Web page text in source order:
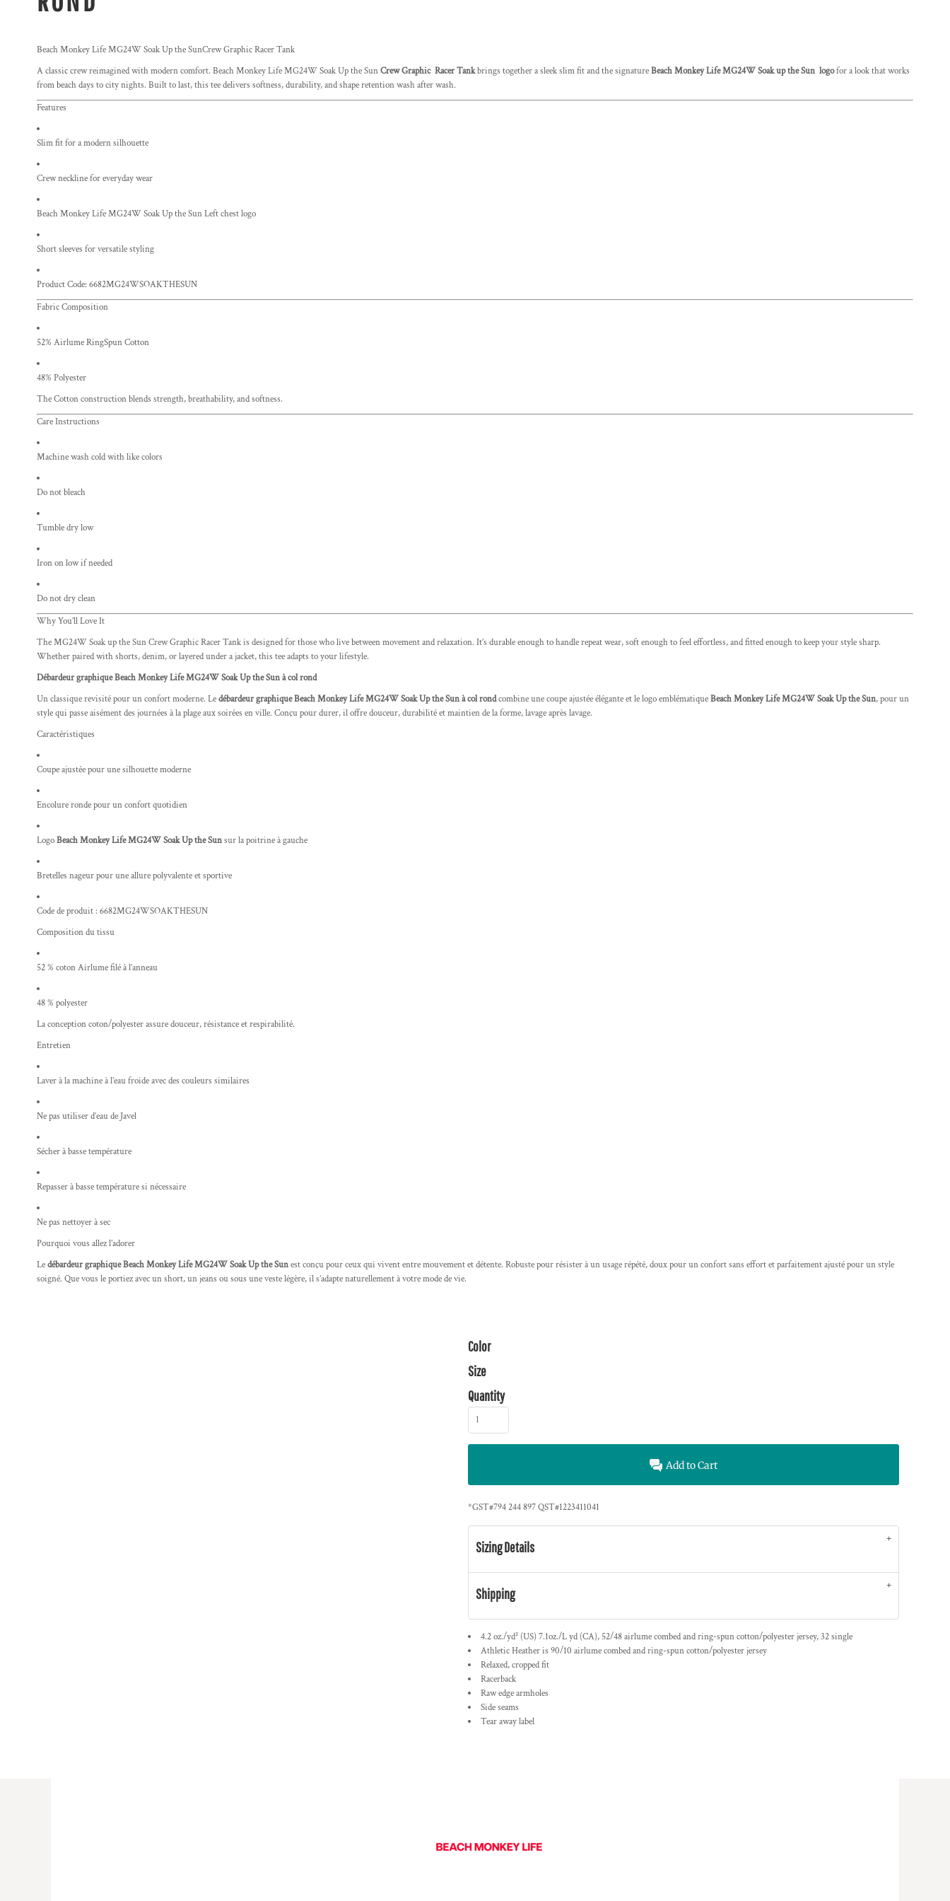
Beach Monkey Life MG24W Soak Up the SunCrew Graphic Racer Tank
A classic crew reimagined with modern comfort. Beach Monkey Life MG24W Soak Up the SunCrew Graphic Racer Tankbrings together a sleek slim fit and the signatureBeach Monkey Life MG24W Soak up the Sun logofor a look that works
from beach days to city nights. Built to last, this tee delivers softness, durability, and shape retention wash after wash.
Features
Slim fit for a modern silhouette
Crew neckline for everyday wear
Beach Monkey Life MG24W Soak Up the Sun Left chest logo
Short sleeves for versatile styling
Product Code: 6682MG24WSOAKTHESUN
Fabric Composition
52% Airlume RingSpun Cotton
48% Polyester
The Cotton construction blends strength, breathability, and softness.
Care Instructions
Machine wash cold with like colors
Do not bleach
Tumble dry low
Iron on low if needed
Do not dry clean
Why You’ll Love It
The MG24W Soak up the Sun Crew Graphic Racer Tank is designed for those who live between movement and relaxation. It’s durable enough to handle repeat wear, soft enough to feel effortless, and fitted enough to keep your style sharp.
Whether paired with shorts, denim, or layered under a jacket, this tee adapts to your lifestyle.
Débardeur graphique Beach Monkey Life MG24W Soak Up the Sun à col rond
Un classique revisité pour un confort moderne. Ledébardeur graphique Beach Monkey Life MG24W Soak Up the Sun à col rondcombine une coupe ajustée élégante et le logo emblématiqueBeach Monkey Life MG24W Soak Up the Sun, pour un
style qui passe aisément des journées à la plage aux soirées en ville. Conçu pour durer, il offre douceur, durabilité et maintien de la forme, lavage après lavage.
Caractéristiques
Coupe ajustée pour une silhouette moderne
Encolure ronde pour un confort quotidien
LogoBeach Monkey Life MG24W Soak Up the Sunsur la poitrine à gauche
Bretelles nageur pour une allure polyvalente et sportive
Code de produit : 6682MG24WSOAKTHESUN
Composition du tissu
52 % coton Airlume filé à l’anneau
48 % polyester
La conception coton/polyester assure douceur, résistance et respirabilité.
Entretien
Laver à la machine à l’eau froide avec des couleurs similaires
Ne pas utiliser d’eau de Javel
Sécher à basse température
Repasser à basse température si nécessaire
Ne pas nettoyer à sec
Pourquoi vous allez l’adorer
Ledébardeur graphique Beach Monkey Life MG24W Soak Up the Sunest conçu pour ceux qui vivent entre mouvement et détente. Robuste pour résister à un usage répété, doux pour un confort sans effort et parfaitement ajusté pour un style
soigné. Que vous le portiez avec un short, un jeans ou sous une veste légère, il s’adapte naturellement à votre mode de vie.
Color
Size
Quantity
Add to Cart
*GST#794 244 897 QST#1223411041
Sizing Details
Shipping
4.2 oz./yd² (US) 7.1oz./L yd (CA), 52/48 airlume combed and ring-spun cotton/polyester jersey, 32 single
Athletic Heather is 90/10 airlume combed and ring-spun cotton/polyester jersey
Relaxed, cropped fit
Racerback
Raw edge armholes
Side seams
Tear away label